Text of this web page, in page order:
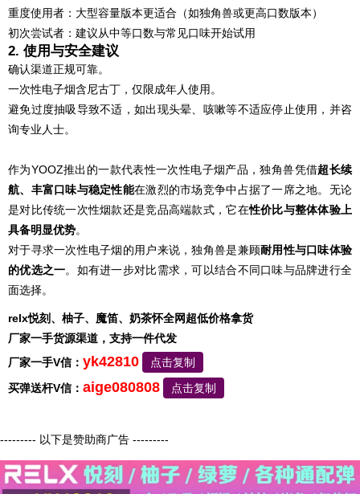
重度使用者：大型容量版本更适合（如独角兽或更高口数版本）
初次尝试者：建议从中等口数与常见口味开始试用
2. 使用与安全建议
确认渠道正规可靠。
一次性电子烟含尼古丁，仅限成年人使用。
避免过度抽吸导致不适，如出现头晕、咳嗽等不适应停止使用，并咨
询专业人士。
作为YOOZ推出的一款代表性一次性电子烟产品，独角兽凭借超长续
航、丰富口味与稳定性能在激烈的市场竞争中占据了一席之地。无论
是对比传统一次性烟款还是竞品高端款式，它在性价比与整体体验上
具备明显优势。
对于寻求一次性电子烟的用户来说，独角兽是兼顾耐用性与口味体验
的优选之一。如有进一步对比需求，可以结合不同口味与品牌进行全
面选择。
relx悦刻、柚子、魔笛、奶茶怀全网超低价格拿货
厂家一手货源渠道，支持一件代发
厂家一手V信： yk42810
点击复制
买弹送杆V信： aige080808 点击复制
--------- 以下是赞助商广告 ---------